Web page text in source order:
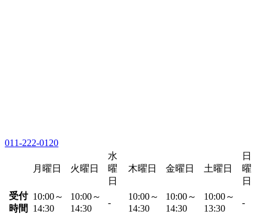
011-222-0120
月曜日 火曜日
水
曜
日
木曜日 金曜日 土曜日
日
曜
日
受付
時間
10:00～
14:30
10:00～
14:30
-
10:00～
14:30
10:00～
14:30
10:00～
13:30
-